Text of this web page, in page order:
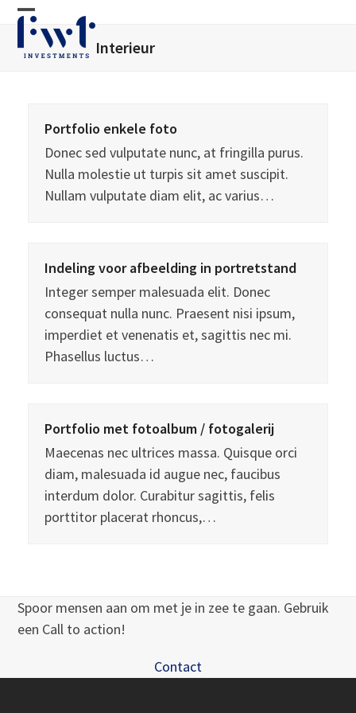
Skip
content
Open
mobile
Close
mobile
Interieur
Portfolio enkele foto
Donec sed vulputate nunc, at fringilla purus.
Nulla molestie ut turpis sit amet suscipit.
Nullam vulputate diam elit, ac varius…
Indeling voor afbeelding in portretstand
Integer semper malesuada elit. Donec
consequat nulla nunc. Praesent nisi ipsum,
imperdiet et venenatis et, sagittis nec mi.
Phasellus luctus…
Portfolio met fotoalbum / fotogalerij
Maecenas nec ultrices massa. Quisque orci
diam, malesuada id augue nec, faucibus
interdum dolor. Curabitur sagittis, felis
porttitor placerat rhoncus,…
Spoor mensen aan om met je in zee te gaan. Gebruik
een Call to action!
Contact